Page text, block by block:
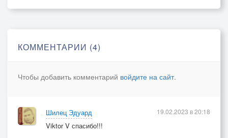
Много у него гранат
Рядом в ящике лежат
Крепко спит его село
Но пока одно окно
КОММЕНТАРИИ (4)
Чтобы добавить комментарий войдите на сайт.
Шилец Эдуард
Viktor V спасибо!!!
19.02.2023 в 20:18